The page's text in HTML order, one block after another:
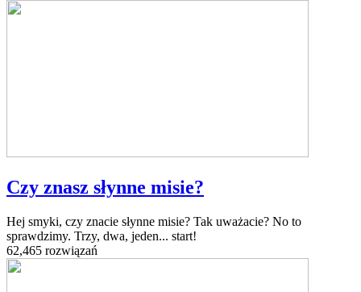
Czy znasz słynne misie?
Hej smyki, czy znacie słynne misie? Tak uważacie? No to
sprawdzimy. Trzy, dwa, jeden... start!
62,465 rozwiązań